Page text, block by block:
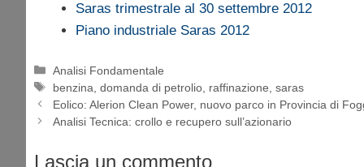
Saras trimestrale al 30 settembre 2012
Piano industriale Saras 2012
Categorie
Analisi Fondamentale
Tag
benzina ,domanda di petrolio raffinazione ,saras
Eolico: Alerion Clean Power, nuovo parco in Provincia di
Analisi Tecnica: crollo e recupero sull’azionario
Lascia un commento